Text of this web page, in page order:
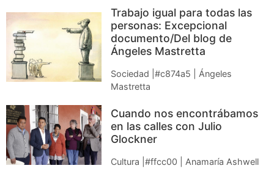
Trabajo igual para todas las
personas: Excepcional
documento/Del blog de
Ángeles Mastretta
Sociedad |#c874a5 | Ángeles
Mastretta
Cuando nos encontrábamos
en las calles con Julio
Glockner
Cultura |#ffcc00 | Anamaría Ashwell